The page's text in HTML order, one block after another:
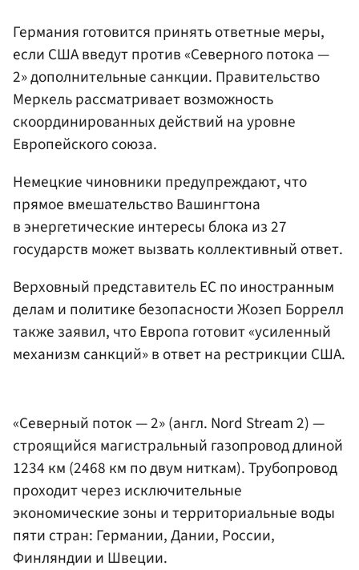
Германия готовится принять ответные меры,
если США введут против «Северного потока —
2» дополнительные санкции. Правительство
Меркель рассматривает возможность
скоординированных действий на уровне
Европейского союза.
Немецкие чиновники предупреждают, что
прямое вмешательство Вашингтона
в энергетические интересы блока из 27
государств может вызвать коллективный ответ.
Верховный представитель ЕС по иностранным
делам и политике безопасности Жозеп Боррелл
также заявил, что Европа готовит «усиленный
механизм санкций» в ответ на рестрикции США.
«Северный поток — 2» (англ. Nord Stream 2) —
строящийся магистральный газопровод длиной
1234 км (2468 км по двум ниткам). Трубопровод
проходит через исключительные
экономические зоны и территориальные воды
пяти стран: Германии, Дании, России,
Финляндии и Швеции.